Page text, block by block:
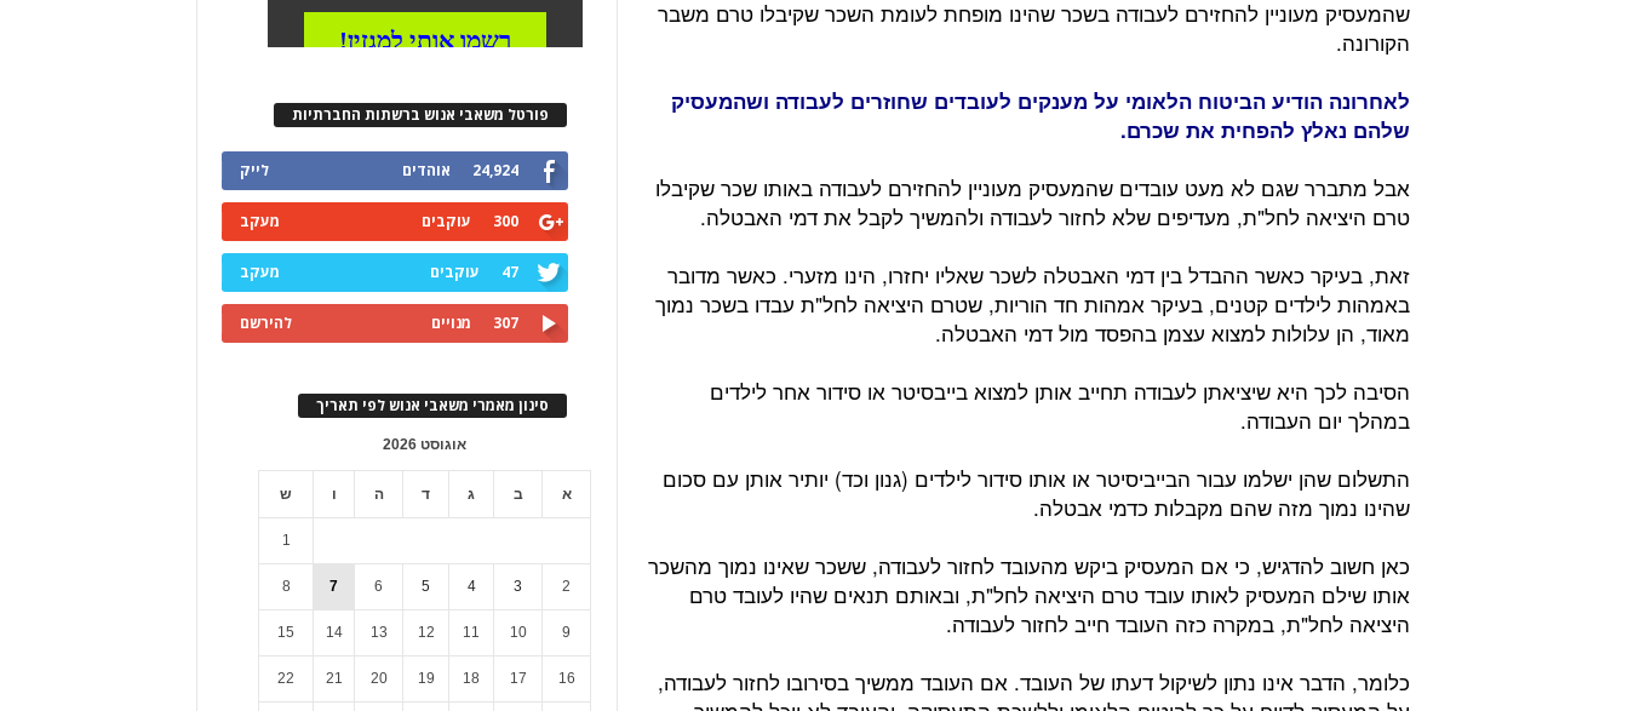
שהמעסיק מעוניין להחזירם לעבודה בשכר שהינו מופחת לעומת השכר שקיבלו טרם משבר
הקורונה.
לאחרונה הודיע הביטוח הלאומי על מענקים לעובדים שחוזרים לעבודה ושהמעסיק
שלהם נאלץ להפחית את שכרם.
אבל מתברר שגם לא מעט עובדים שהמעסיק מעוניין להחזירם לעבודה באותו שכר שקיבלו
טרם היציאה לחל"ת, מעדיפים שלא לחזור לעבודה ולהמשיך לקבל את דמי האבטלה.
זאת, בעיקר כאשר ההבדל בין דמי האבטלה לשכר שאליו יחזרו, הינו מזערי. כאשר מדובר
באמהות לילדים קטנים, בעיקר אמהות חד הוריות, שטרם היציאה לחל"ת עבדו בשכר נמוך
מאוד, הן עלולות למצוא עצמן בהפסד מול דמי האבטלה.
הסיבה לכך היא שיציאתן לעבודה תחייב אותן למצוא בייבסיטר או סידור אחר לילדים
במהלך יום העבודה.
התשלום שהן ישלמו עבור הבייביסיטר או אותו סידור לילדים (גנון וכד) יותיר אותן עם סכום
שהינו נמוך מזה שהם מקבלות כדמי אבטלה.
כאן חשוב להדגיש, כי אם המעסיק ביקש מהעובד לחזור לעבודה, ששכר שאינו נמוך מהשכר
אותו שילם המעסיק לאותו עובד טרם היציאה לחל"ת, ובאותם תנאים שהיו לעובד טרם
היציאה לחל"ת, במקרה כזה העובד חייב לחזור לעבודה.
כלומר, הדבר אינו נתון לשיקול דעתו של העובד. אם העובד ממשיך בסירובו לחזור לעבודה,
פורטל משאבי אנוש ברשתות החברתיות
24,924 אוהדים לייק
300 עוקבים מעקב
47 עוקבים מעקב
307 מנויים להירשם
סינון מאמרי משאבי אנוש לפי תאריך
אוגוסט 2026
א ב ג ד ה ו ש
1
2
3
4
5
6
7
8
9
10
11
12
13
14
15
16
17
18
19
20
21
22